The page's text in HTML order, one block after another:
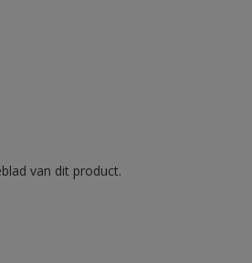
van dit product.